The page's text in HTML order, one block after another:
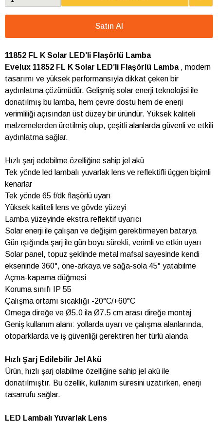
Satın Al
11852 FL K Solar LED’li Flaşörlü Lamba
Evelux 11852 FL K Solar LED’li Flaşörlü Lamba , modern
tasarımı ve yüksek performansıyla dikkat çeken bir
aydınlatma çözümüdür. Gelişmiş solar enerji teknolojisi ile
donatılmış bu lamba, hem çevre dostu hem de enerji
verimliliği açısından üst düzey bir üründür. Yüksek kaliteli
malzemelerden üretilmiş olup, çeşitli alanlarda güvenli ve etkili
aydınlatma sağlar.
Hızlı şarj edebilme özelliğine sahip jel akü
Tek yönde led lambalı yuvarlak lens ve reflektifli üçgen biçimli
kenarlar
Tek yönde 65 f/dk flaşörlü uyarı
Yüksek kaliteli lens ve gövde yüzeyi
Lamba yüzeyinde ekstra reflektif uyarıcı
Solar enerji ile çalışan ve değişim gerektirmeyen batarya
Gün ışığında şarj ile gün boyu sürekli, verimli ve etkin uyarı
Solar panel, topuz şeklinde metal mafsal sayesinde kendi
ekseninde 360°, öne-arkaya ve sağa-sola 45° yatabilme
Açma-kapama düğmesi
Koruma sınıfı IP 55
Çalışma ortamı sıcaklığı -20°C/+60°C
Omega direğe ve Ø5.0 ila Ø7.5 cm arası direğe montaj
Geniş kullanım alanı: yollarda uyarı ve çalışma alanlarında,
otoparklarda ve iş güvenliği gerektiren her türlü alanda
Hızlı Şarj Edilebilir Jel Akü
Ürün, hızlı şarj olabilme özelliğine sahip jel akü ile
donatılmıştır. Bu özellik, kullanım süresini uzatırken, enerji
tasarrufu sağlar.
LED Lambalı Yuvarlak Lens